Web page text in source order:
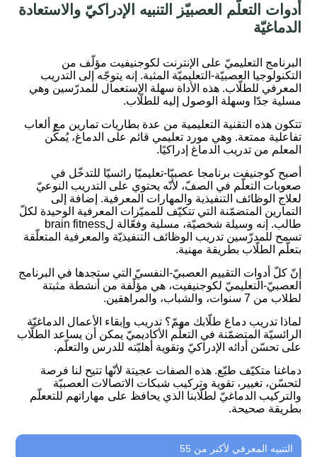
أدوات التعلّم العصبيّز التنبيه الإدراكيّ والاستعادة
الدماغيّة
البرنامج التعليميّ على الإنترنت لكوجنيفيت مؤلّف من
التكنولوجيا العصبيّة-التعليميّة المثبة. إنه يتوجّه إلى التدريب
المعرفي للطلّاب. هذه الأداة سهلة الإستعمال للمدرّسين وهي
مسلية جدّا وسهلة الوصول إليه للطلّاب.
تتكون هذه التقنية التعليمية من عدة بطاريات تمارين مع ألعاب
تفاعلية ممتعة. وهي مورد تعليمي قائم على الدماغ، يُمكّن
المعلم من تدريب الدماغ إدراكيًا.
أصبح كوجنيفت برنامجا عصبيّا-تعليميّا رائسيّا للتدخّل في
صعوبات التعلّم في الصفّ، لأنّه يحتوي على التدريب النوعيّ
لعلاج الوظائف التنفيذية والمهارات المعرفية. إضافة إلى
التمارين المتضمّنة التي تتكيّف للمميّزات المعرفية الوحيدة لكلّ
طالب. إنه وسيلة شخصيّة، مسلية وفعّالة لbrain fitness
تسمح للمدرّسين تدريب الوظائف التنفيذيّة والمعرفية المتعلّقة
بتعلّم الطلّاب بطريقة مهنية.
إنّ كلّ أدوات التقييم العصبيّ-النفسيّ التي ستجدها في البرنامج
العصبيّ-التعليميّ لكوجنيفيت، هي مؤلّفة من أنشطة مثبتة
لطلاب من 7 سنوات، والشباب، والمراهقين.
لماذا تدريب دماغ طلّابك مهمّ؟ تدريب وإبقاء الأعمال الدماغيّة
الرائسيّة المتضمّنة في التعلّم الأكاديميّ يمكن أن يساعد الطلّاب
على تحسّن أدائه الإدراكيّ وتقوية أهليّته للدرس والتعلّم.
دماغنا متكيّف طيّع. هذه الصفات عجيتة لأنّها تتيح لنا فرصة
لتحسّن، تغيير، تقوية وتركيب شبكات الاتصالات العصبيّة
والتركيب الدماغيّ لطلّابنا الذي يحافظ على مهاراتهم للتععلّم
بطريقة صحيحة.
التنبيه المعرفي لأكبر من 55